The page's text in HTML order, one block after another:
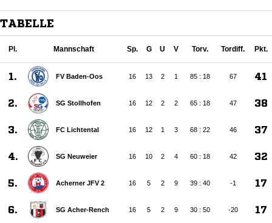
TABELLE
Pl. Mannschaft Sp. G U V Torv. Tordiff. Pkt.
1. FV Baden-Oos 16 13 2 1 85 : 18 67 41
2. SG Stollhofen 16 12 2 2 65 : 18 47 38
3. FC Lichtental 16 12 1 3 68 : 22 46 37
4. SG Neuweier 16 10 2 4 60 : 18 42 32
5. Acherner JFV 2 16 5 2 9 39 : 40 -1 17
6. SG Acher-Rench 16 5 2 9 30 : 50 -20 17